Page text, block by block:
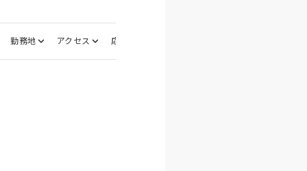
勤務地 アクセス 応募資格